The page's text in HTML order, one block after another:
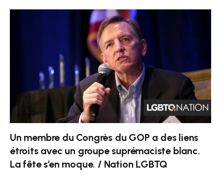
Un membre du Congrès du GOP a des liens
étroits avec un groupe suprémaciste blanc.
La fête s’en moque. / Nation LGBTQ